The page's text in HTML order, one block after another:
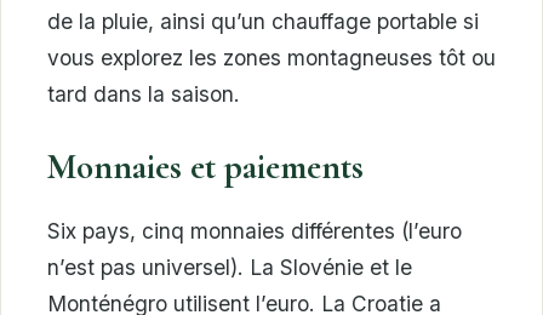
de la pluie, ainsi qu’un chauffage portable si
vous explorez les zones montagneuses tôt ou
tard dans la saison.
Monnaies et paiements
Six pays, cinq monnaies différentes (l’euro
n’est pas universel). La Slovénie et le
Monténégro utilisent l’euro. La Croatie a